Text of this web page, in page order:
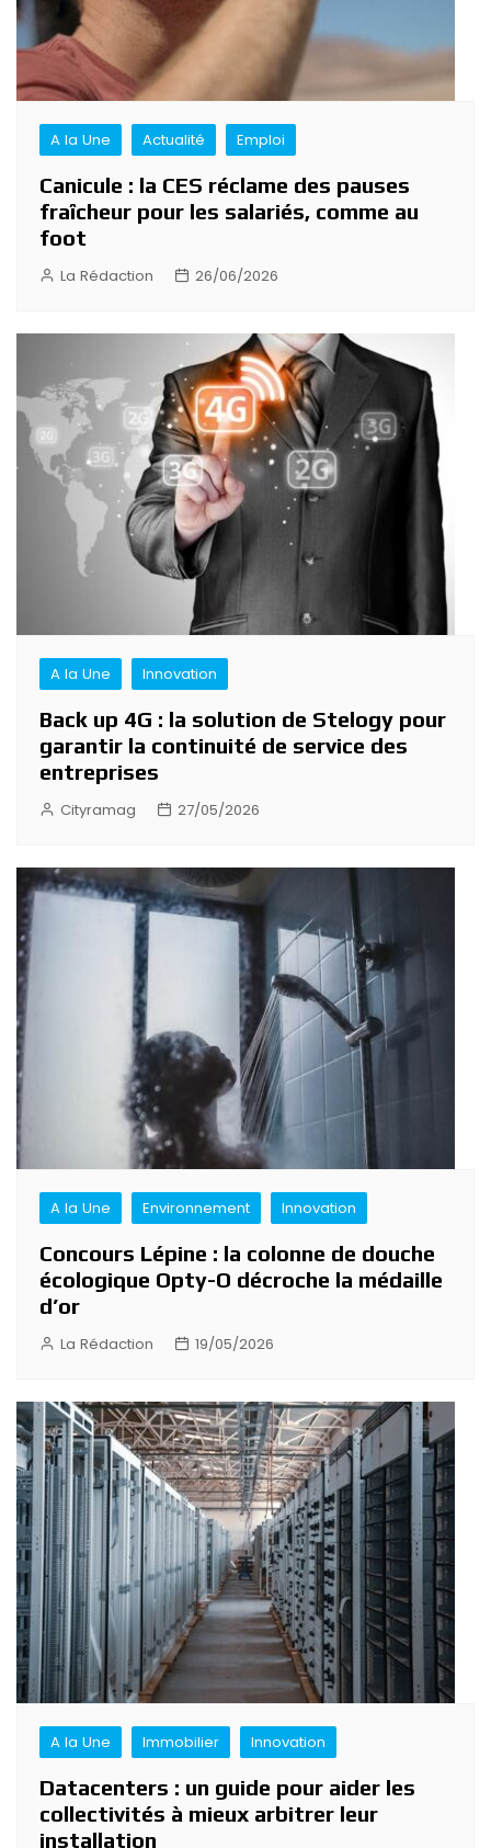
A la Une Actualité Emploi
Canicule : la CES réclame des pauses
fraîcheur pour les salariés, comme au
foot
La Rédaction 26/06/2026
A la Une Innovation
Back up 4G : la solution de Stelogy pour
garantir la continuité de service des
entreprises
Cityramag 27/05/2026
A la Une Environnement Innovation
Concours Lépine : la colonne de douche
écologique Opty-O décroche la médaille
d’or
La Rédaction 19/05/2026
A la Une Immobilier Innovation
Datacenters : un guide pour aider les
collectivités à mieux arbitrer leur
installation